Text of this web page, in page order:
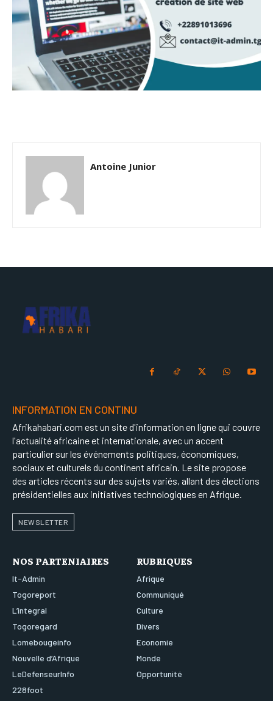
Antoine Junior
INFORMATION EN CONTINU
Afrikahabari.com est un site d'information en ligne qui couvre
l'actualité africaine et internationale, avec un accent
particulier sur les événements politiques, économiques,
sociaux et culturels du continent africain. Le site propose
des articles récents sur des sujets variés, allant des élections
présidentielles aux initiatives technologiques en Afrique.
NEWSLETTER
NOS PARTENIAIRES
It-Admin
Togoreport
L’integral
Togoregard
Lomebougeinfo
Nouvelle d’Afrique
LeDefenseurInfo
228foot
RUBRIQUES
Afrique
Communiqué
Culture
Divers
Economie
Monde
Opportunité